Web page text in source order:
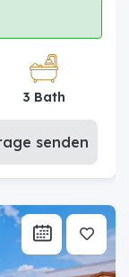
3 Bath
senden